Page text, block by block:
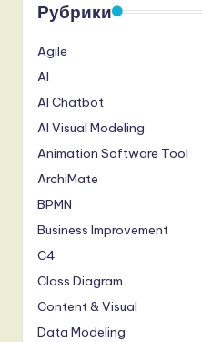
Рубрики
Agile
AI
AI Chatbot
AI Visual Modeling
Animation Software Tool
ArchiMate
BPMN
Business Improvement
C4
Class Diagram
Content & Visual
Data Modeling